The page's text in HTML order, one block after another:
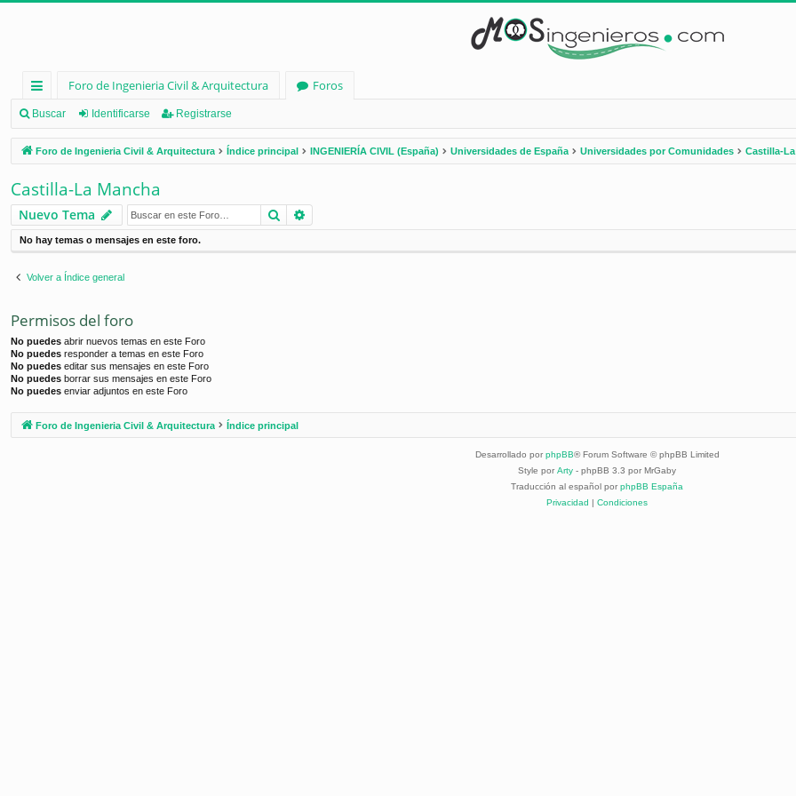
nl
ac
es
rá
pi
d
os
Foro de Ingenieria Civil & Arquitectura
Foros
Buscar Identificarse Registrarse
Foro de Ingenieria Civil & Arquitectura Índice principal INGENIERÍA CIVIL (España) Universidades de España Universidades por Comunidades Castilla-
Castilla-La Mancha
Nuevo Tema Buscar
No hay temas o mensajes en este foro.
Volver a Índice general
Permisos del foro
No puedes abrir nuevos temas en este Foro
No puedes responder a temas en este Foro
No puedes editar sus mensajes en este Foro
No puedes borrar sus mensajes en este Foro
No puedes enviar adjuntos en este Foro
Foro de Ingenieria Civil & Arquitectura Índice principal
Desarrollado por phpBB® Forum Software © phpBB Limited
Style por Arty - phpBB 3.3 por MrGaby
Traducción al español por phpBB España
Privacidad | Condiciones